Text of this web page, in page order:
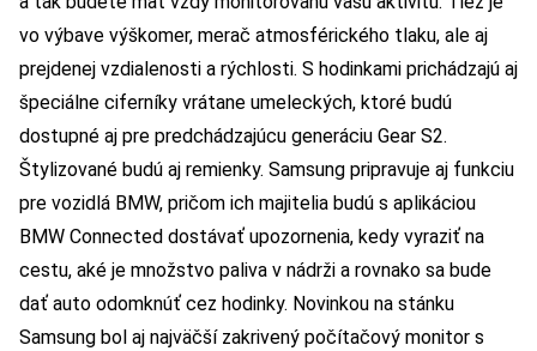
vo výbave výškomer, merač atmosférického tlaku, ale aj
prejdenej vzdialenosti a rýchlosti. S hodinkami prichádzajú aj
špeciálne ciferníky vrátane umeleckých, ktoré budú
dostupné aj pre predchádzajúcu generáciu Gear S2.
Štylizované budú aj remienky. Samsung pripravuje aj funkciu
pre vozidlá BMW, pričom ich majitelia budú s aplikáciou
BMW Connected dostávať upozornenia, kedy vyraziť na
cestu, aké je množstvo paliva v nádrži a rovnako sa bude
dať auto odomknúť cez hodinky. Novinkou na stánku
Samsung bol aj najväčší zakrivený počítačový monitor s